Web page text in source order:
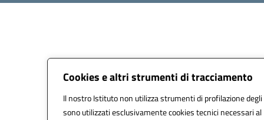
Cookies e altri strumenti di tracciamento
Il nostro Istituto non utilizza strumenti di profilazione
sono utilizzati esclusivamente cookies tecnici necessari al